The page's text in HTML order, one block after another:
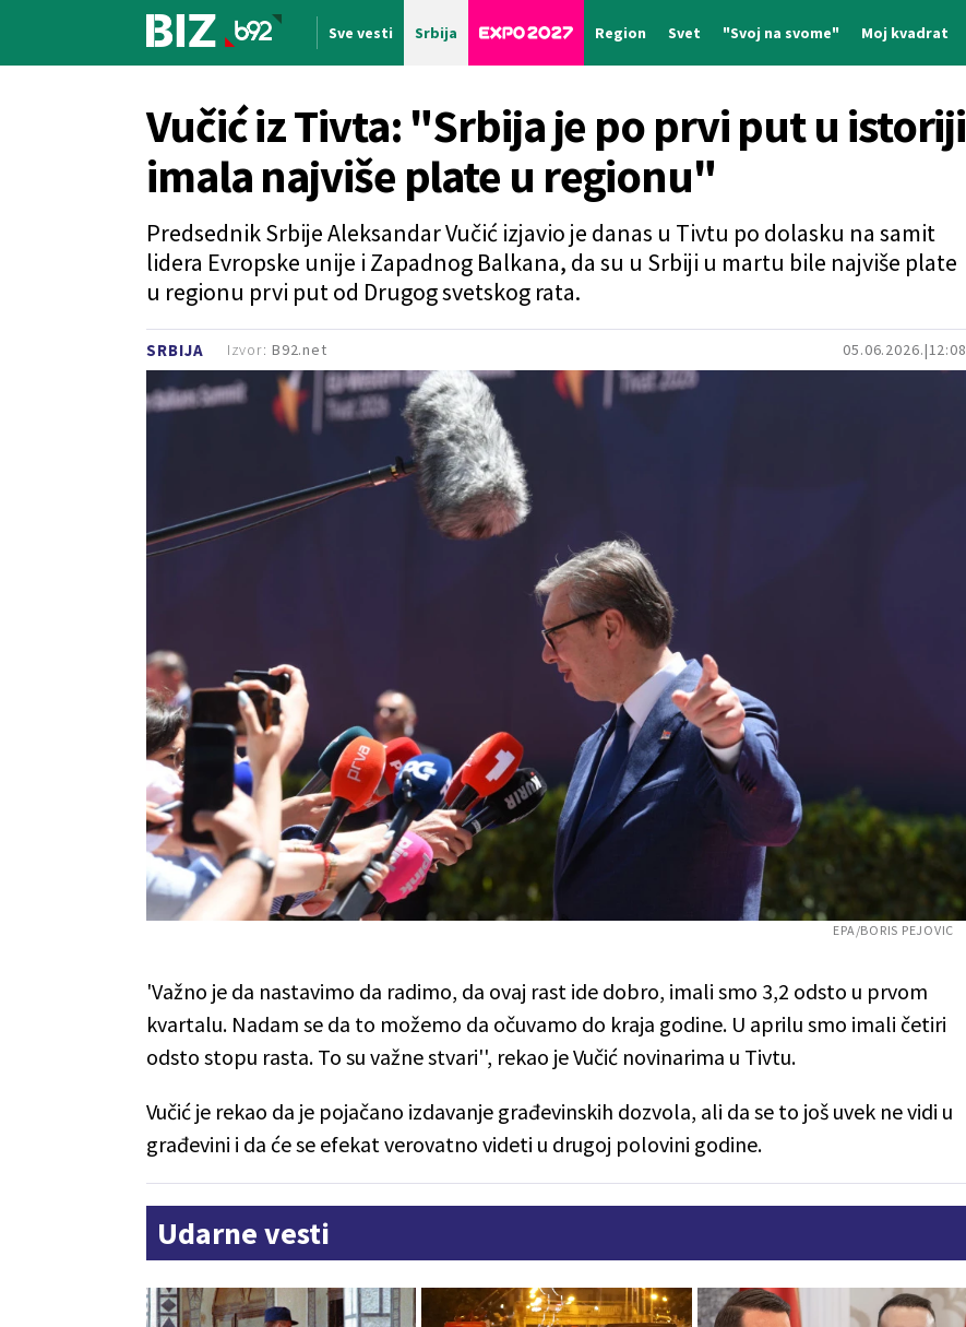
Sve vesti Srbija Region Svet "Svoj na svome" Moj kvadrat
SRBIJA 05.06.2026. 12:08
Vučić iz Tivta: "Srbija je po prvi put u istoriji
imala najviše plate u regionu"
Predsednik Srbije Aleksandar Vučić izjavio je danas u Tivtu po dolasku na samit
lidera Evropske unije i Zapadnog Balkana, da su u Srbiji u martu bile najviše plate
u regionu prvi put od Drugog svetskog rata.
Izvor: B92.net
EPA/BORIS PEJOVIC
'Važno je da nastavimo da radimo, da ovaj rast ide dobro, imali smo 3,2 odsto u prvom
kvartalu. Nadam se da to možemo da očuvamo do kraja godine. U aprilu smo imali četiri
odsto stopu rasta. To su važne stvari'', rekao je Vučić novinarima u Tivtu.
Vučić je rekao da je pojačano izdavanje građevinskih dozvola, ali da se to još uvek ne vidi u
građevini i da će se efekat verovatno videti u drugoj polovini godine.
Udarne vesti